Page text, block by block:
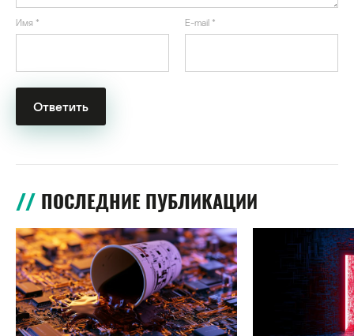
Имя * E-mail *
ПОСЛЕДНИЕ ПУБЛИКАЦИИ